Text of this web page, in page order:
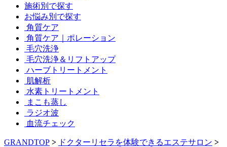
施術別で探す
お悩み別で探す
角質ケア
角質ケア｜ポレーション
毛穴洗浄
毛穴洗浄＆リフトアップ
ハーブトリートメント
肌解析
水素トリートメント
まこも蒸し
ラジオ波
血流チェック
GRANDTOP > ドクターリセラを体験できるエステサロン >